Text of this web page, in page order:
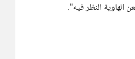
الهاوية النظر فيه".